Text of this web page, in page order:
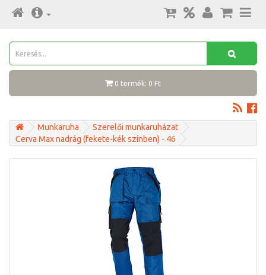
0 termék: 0 Ft
Munkaruha
Szerelői munkaruházat
Cerva Max nadrág (fekete-kék színben) - 46